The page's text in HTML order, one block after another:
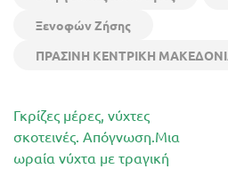
Ξενοφών Ζήσης
ΠΡΑΣΙΝΗ ΚΕΝΤΡΙΚΗ
Πλοήγηση
άρθρων
Γκρίζες μέρες, νύχτες
σκοτεινές. Απόγνωση.Μια
ωραία νύχτα με τραγική